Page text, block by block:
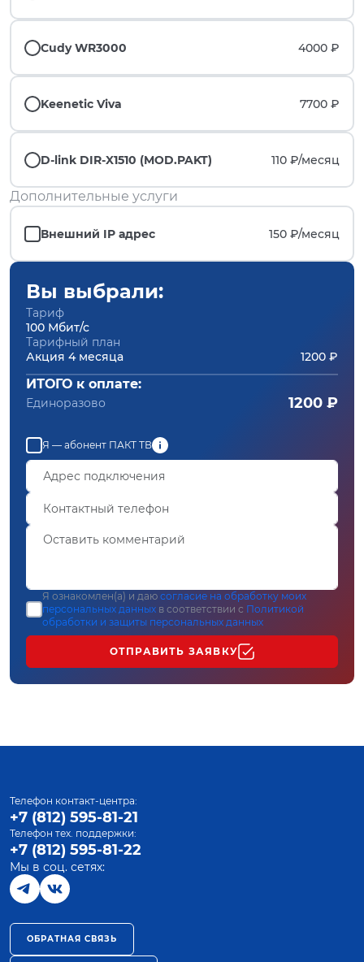
Cudy WR3000 4000 ₽
Keenetic Viva 7700 ₽
D-link DIR-X1510 (MOD.PAKT) 110 ₽/месяц
Дополнительные услуги
Внешний IP адрес 150 ₽/месяц
Вы выбрали:
Тариф
100 Мбит/с
Тарифный план
Акция 4 месяца
1200 ₽
ИТОГО к оплате:
Единоразово 1200 ₽
Я — абонент ПАКТ ТВ
Я ознакомлен(а) и даю согласие на обработку моих
персональных данных в соответствии с Политикой
обработки и защиты персональных данных
ОТПРАВИТЬ ЗАЯВКУ
Телефон контакт-центра:
+7 (812) 595-81-21
Телефон тех. поддержки:
+7 (812) 595-81-22
Мы в соц. сетях:
ОБРАТНАЯ СВЯЗЬ